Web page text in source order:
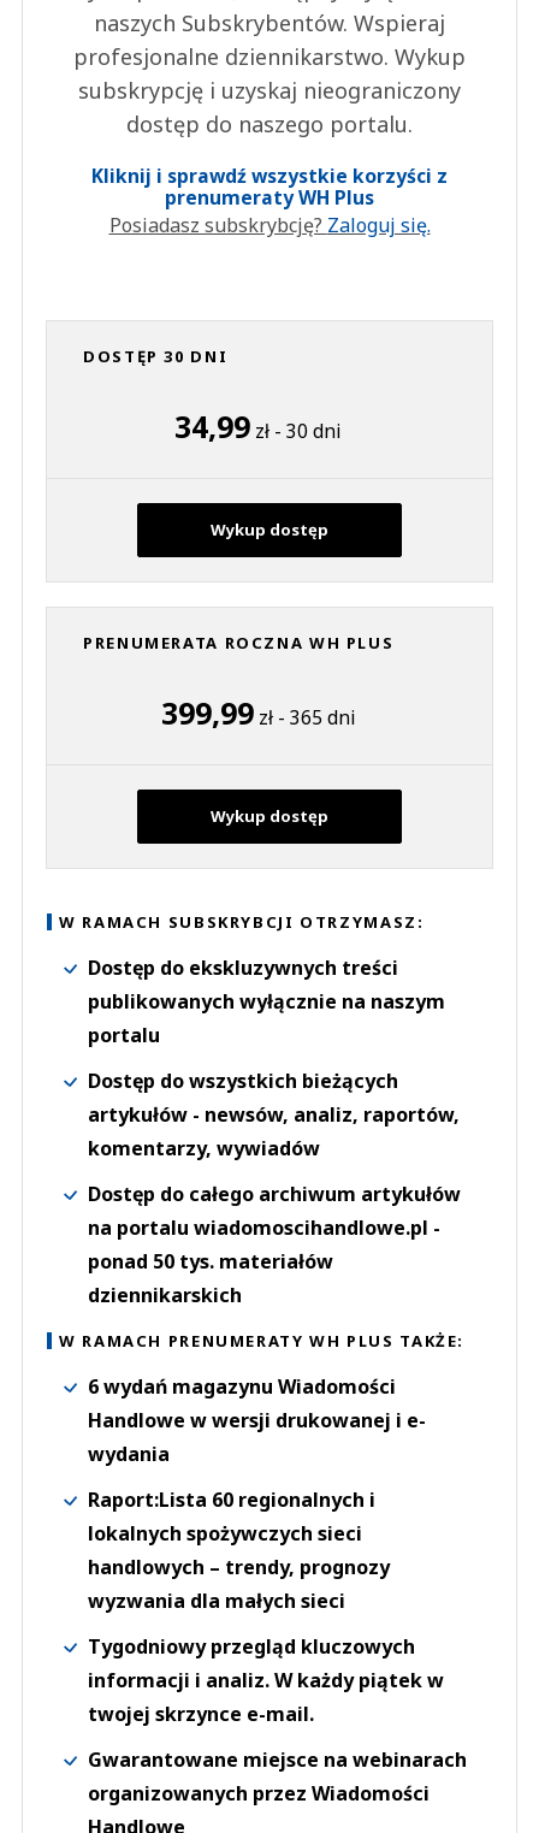
naszych Subskrybentów. Wspieraj
profesjonalne dziennikarstwo. Wykup
subskrypcję i uzyskaj nieograniczony
dostęp do naszego portalu.
Kliknij i sprawdź wszystkie korzyści z
prenumeraty WH Plus
Posiadasz subskrybcję? Zaloguj się.
DOSTĘP 30 DNI
34,99 zł - 30 dni
Wykup dostęp
PRENUMERATA ROCZNA WH PLUS
399,99zł - 365 dni
Wykup dostęp
W RAMACH SUBSKRYBCJI OTRZYMASZ:
Dostęp do ekskluzywnych treści
publikowanych wyłącznie na naszym
portalu
Dostęp do wszystkich bieżących
artykułów - newsów, analiz, raportów,
komentarzy, wywiadów
Dostęp do całego archiwum artykułów
na portalu wiadomoscihandlowe.pl -
ponad 50 tys. materiałów
dziennikarskich
W RAMACH PRENUMERATY WH PLUS TAKŻE:
6 wydań magazynu Wiadomości
Handlowe w wersji drukowanej i e-
wydania
Raport:Lista 60 regionalnych i
lokalnych spożywczych sieci
handlowych – trendy, prognozy
wyzwania dla małych sieci
Tygodniowy przegląd kluczowych
informacji i analiz. W każdy piątek w
twojej skrzynce e-mail.
Gwarantowane miejsce na webinarach
organizowanych przez Wiadomości
Handlowe